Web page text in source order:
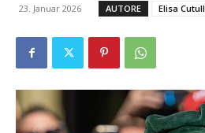
23. Januar 2026 AUTORE Elisa